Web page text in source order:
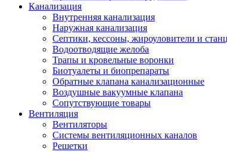
Канализация
Внутренняя канализация
Наружная канализация
Септики, кессоны, жироуловители и
Водоотводящие желоба
Трапы и кровельные воронки
Биотуалеты и биопрепараты
Обратные клапана канализационные
Воздушные вакуумные клапана
Сопутствующие товары
Вентиляция
Вентиляторы
Системы вентиляционных каналов
Решетки